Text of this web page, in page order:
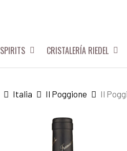
SPIRITS CRISTALERÍA RIEDEL
Italia Il Poggione Il